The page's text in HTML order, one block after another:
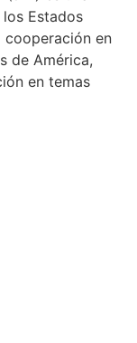
Estados
cooperación en
de América,
en temas